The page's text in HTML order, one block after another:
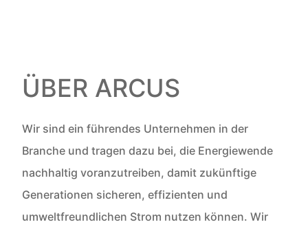
ÜBER ARCUS
Wir sind ein führendes Unternehmen in der
Branche und tragen dazu bei, die Energiewende
nachhaltig voranzutreiben, damit zukünftige
Generationen sicheren, effizienten und
umweltfreundlichen Strom nutzen können. Wir